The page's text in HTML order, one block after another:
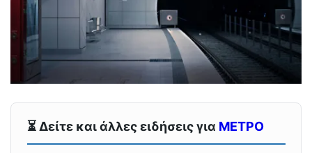
⏳ Δείτε και άλλες ειδήσεις για ΜΕΤΡΟ